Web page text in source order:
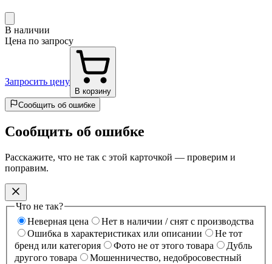
В наличии
Цена по запросу
Запросить цену
В корзину
Сообщить об ошибке
Сообщить об ошибке
Расскажите, что не так с этой карточкой — проверим и
поправим.
Что не так?
Неверная цена
Нет в наличии / снят с производства
Ошибка в характеристиках или описании
Не тот
бренд или категория
Фото не от этого товара
Дубль
другого товара
Мошенничество, недобросовестный